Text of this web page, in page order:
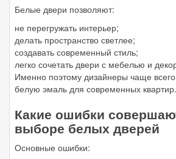
Белые двери позволяют:
не перегружать интерьер;
делать пространство светлее;
создавать современный стиль;
легко сочетать двери с мебелью и
Именно поэтому дизайнеры чаще
белую эмаль для современных квартир.
Какие ошибки
выборе белых дверей
Основные ошибки: